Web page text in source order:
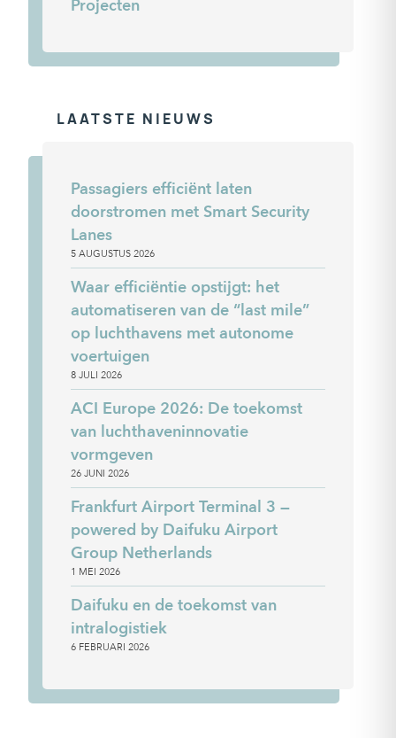
Projecten
LAATSTE NIEUWS
Passagiers efficiënt laten
doorstromen met Smart Security
Lanes
5 AUGUSTUS 2026
Waar efficiëntie opstijgt: het
automatiseren van de “last mile”
op luchthavens met autonome
voertuigen
8 JULI 2026
ACI Europe 2026: De toekomst
van luchthaveninnovatie
vormgeven
26 JUNI 2026
Frankfurt Airport Terminal 3 —
powered by Daifuku Airport
Group Netherlands
1 MEI 2026
Daifuku en de toekomst van
intralogistiek
6 FEBRUARI 2026